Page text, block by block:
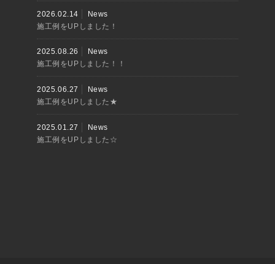
2026.02.14
News
施工例をUPしました！
2025.08.26
News
施工例をUPしました！！
2025.06.27
News
施工例をUPしました★
2025.01.27
News
施工例をUPしました☆